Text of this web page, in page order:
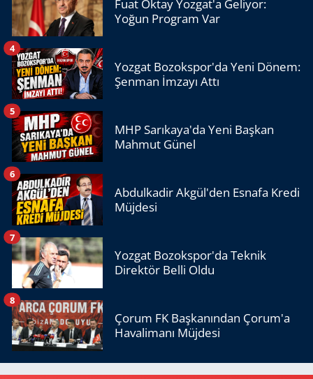
Fuat Oktay Yozgat'a Geliyor:
Yoğun Program Var
Yozgat Bozokspor'da Yeni Dönem:
Şenman İmzayı Attı
4
MHP Sarıkaya'da Yeni Başkan
Mahmut Günel
5
Abdulkadir Akgül'den Esnafa Kredi
Müjdesi
6
Yozgat Bozokspor'da Teknik
Direktör Belli Oldu
7
Çorum FK Başkanından Çorum'a
Havalimanı Müjdesi
8